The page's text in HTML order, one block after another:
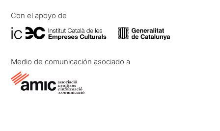
Con el apoyo de
Medio de comunicación asociado a